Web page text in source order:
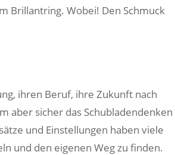
Brillantring. Wobei! Den Schmuck
ihren Beruf, ihre Zukunft nach
aber sicher das Schubladendenken
und Einstellungen haben viele
und den eigenen Weg zu finden.